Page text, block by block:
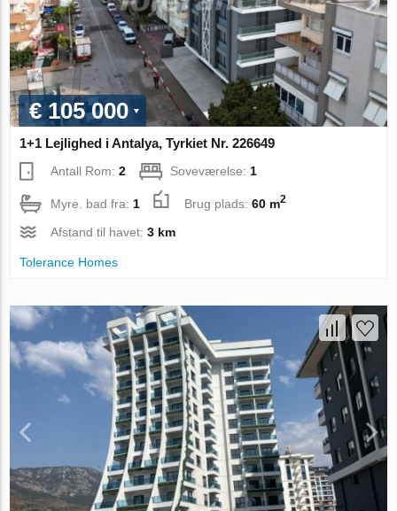
€ 105 000
1+1 Lejlighed i Antalya, Tyrkiet Nr. 226649
Antall Rom:2 Soveværelse: 1
Myre. bad fra: 1 Brug plads:60 m2
Afstand til havet:3 km
Tolerance Homes